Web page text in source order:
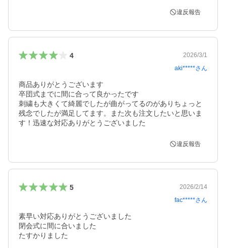
違反報告
4
2026/3/1
aki*****さん
商品ありがとうございます
卒団式までに間に合って良かったです
刺繍も大きくて綺麗でしたが曲がってるのがありちょっと
残念でしたが満足してます。また次も注文したいと思いま
す！迅速な対応ありがとうございました
違反報告
5
2026/2/14
fac*****さん
素早い対応ありがとうございました
閉会式に間に合いました
たすかりました